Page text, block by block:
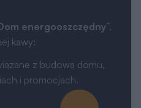
energooszczędny”,
kawy:
z budową domu,
i promocjach.